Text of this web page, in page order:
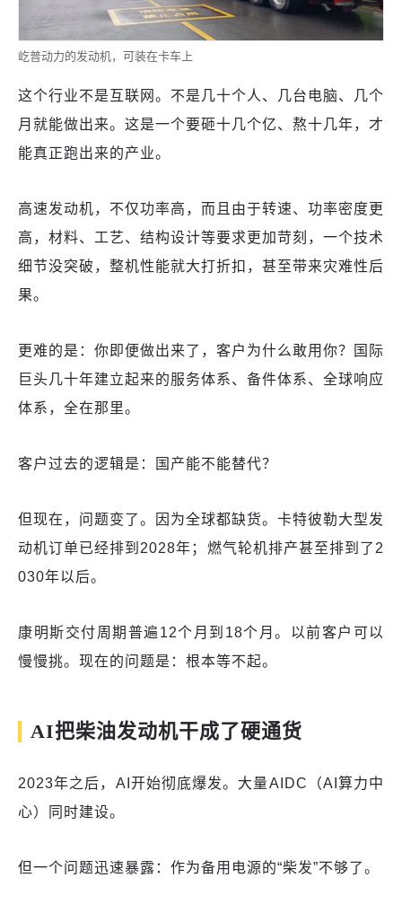
屹普动力的发动机，可装在卡车上
这个行业不是互联网。不是几十个人、几台电脑、几个
月就能做出来。这是一个要砸十几个亿、熬十几年，才
能真正跑出来的产业。
高速发动机，不仅功率高，而且由于转速、功率密度更
高，材料、工艺、结构设计等要求更加苛刻，一个技术
细节没突破，整机性能就大打折扣，甚至带来灾难性后
果。
更难的是：你即便做出来了，客户为什么敢用你？国际
巨头几十年建立起来的服务体系、备件体系、全球响应
体系，全在那里。
客户过去的逻辑是：国产能不能替代？
但现在，问题变了。因为全球都缺货。卡特彼勒大型发
动机订单已经排到2028年；燃气轮机排产甚至排到了2
030年以后。
康明斯交付周期普遍12个月到18个月。以前客户可以
慢慢挑。现在的问题是：根本等不起。
AI把柴油发动机干成了硬通货
2023年之后，AI开始彻底爆发。大量AIDC（AI算力中
心）同时建设。
但一个问题迅速暴露：作为备用电源的“柴发”不够了。